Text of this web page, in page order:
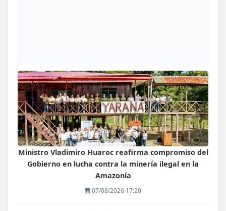
Ministro Vladimiro Huaroc reafirma compromiso del
Gobierno en lucha contra la minería ilegal en la
Amazonía
07/08/2026 17:20